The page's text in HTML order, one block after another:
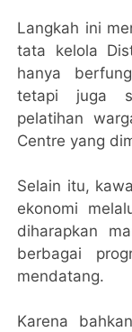
Langkah ini
tata kelola
hanya
tetapi juga
pelatihan
Centre yang
Selain itu,
ekonomi
diharapkan
berbagai
mendatang.
Karena